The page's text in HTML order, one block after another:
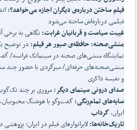
فیلم ساختن درباره‌ی دیگران اجازه میخواهد؟:
فیلمی درباره‌اش ساخته می‌شود
غیبت سیاست و قربانیان غرابت: نگاهی به برخی
منشیصحنه: حافظه‌ی صبور هر فیلم: در توضیح
نمایشگاه منشی‌های صحنه در سینماتک فرانسه/
منشی‌صحنه‌های حرفه‌ای/ میزگردی با حضور چند
و نفیسه ذاکری
صدای درونی سینمای دیگر:مروری بر چند تک‌گویی
سایههای تمامرنگی:گفت‌وگو با هوشنگ
ایران،گرداب
تاریکخانهها:لابراتوارهای فیلم در ایران: